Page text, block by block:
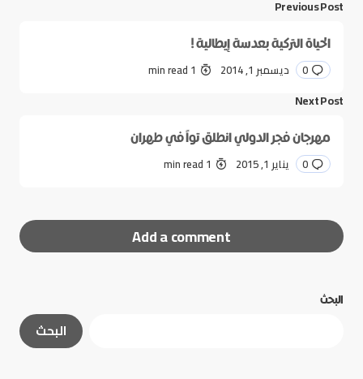
Previous Post
الحياة التركية بعدسة إيطالية !
0 ديسمبر 1, 2014 1 min read
Next Post
مهرجان فجر الدولي انطلق تواً في طهران
0 يناير 1, 2015 1 min read
Add a comment
الحقول الإلزامية
البحث
البحث